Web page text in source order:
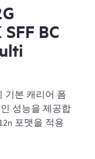
BC
기본 캐리어 폼
성능을 제공합
포맷을 적용